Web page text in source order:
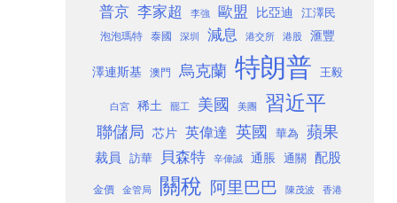
普京 李家超 李強 歐盟 比亞迪 江澤民
泡泡瑪特 泰國 深圳 減息 港交所 港股 滙豐
澤連斯基 澳門 烏克蘭 特朗普 王毅
白宮 稀土 罷工 美國 美團 習近平
聯儲局 芯片 英偉達 英國 華為 蘋果
裁員 訪華 貝森特 辛偉誠 通脹 通關 配股
金價 金管局 關稅 阿里巴巴 陳茂波 香港